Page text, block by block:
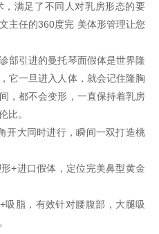
满足了不同人对乳房形态的要
主任的360度完 美体形管理让您
引进的曼托琴面假体是世界隆
它一旦进入人体，就会记住隆胸
，都不会变形，一直保持着乳房
比。
开大同时进行，瞬间一双打造桃
进口假体，定位完美鼻型黄金
脂，有效针对腰腹部，大腿吸